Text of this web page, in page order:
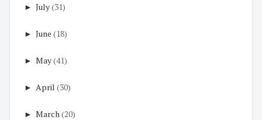
► July(31)
► June (18)
► May(41)
► April (30)
► March (20)